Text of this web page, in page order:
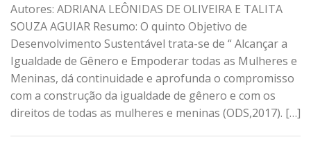
Autores: ADRIANA LEÔNIDAS DE OLIVEIRA E TALITA
SOUZA AGUIAR Resumo: O quinto Objetivo de
Desenvolvimento Sustentável trata-se de “ Alcançar a
Igualdade de Gênero e Empoderar todas as Mulheres e
Meninas, dá continuidade e aprofunda o compromisso
com a construção da igualdade de gênero e com os
direitos de todas as mulheres e meninas (ODS,2017). […]